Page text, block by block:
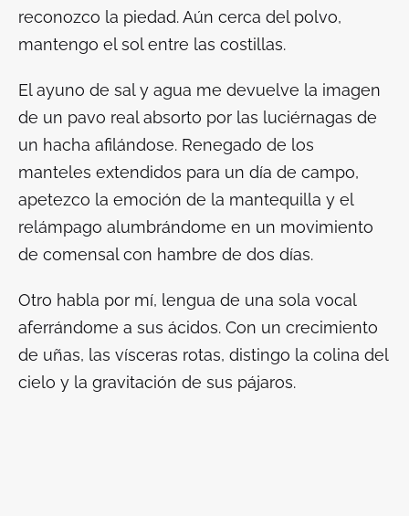
reconozco la piedad. Aún cerca del polvo,
mantengo el sol entre las costillas.
El ayuno de sal y agua me devuelve la imagen
de un pavo real absorto por las luciérnagas de
un hacha afilándose. Renegado de los
manteles extendidos para un día de campo,
apetezco la emoción de la mantequilla y el
relámpago alumbrándome en un movimiento
de comensal con hambre de dos días.
Otro habla por mí, lengua de una sola vocal
aferrándome a sus ácidos. Con un crecimiento
de uñas, las vísceras rotas, distingo la colina del
cielo y la gravitación de sus pájaros.